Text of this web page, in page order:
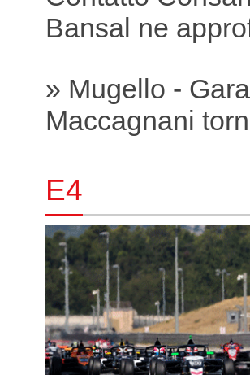
Bansal ne
» Mugello -
Maccagnani
E4